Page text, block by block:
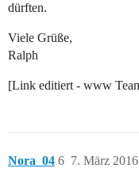
dürften.
Viele Grüße,
Ralph
[Link editiert - www
Nora_04 7. März
6